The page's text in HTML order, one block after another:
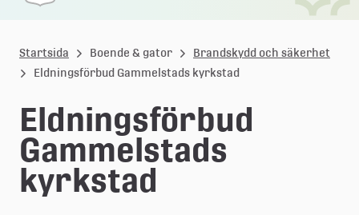
u
l
e
å
k
Startsida Boende & gator
Brandskydd och säkerhet
Eldningsförbud Gammelstads kyrkstad
Eldningsförbud
Gammelstads
kyrkstad